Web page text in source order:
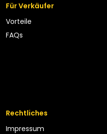
Für Verkäufer
Vorteile
FAQs
Rechtliches
Impressum